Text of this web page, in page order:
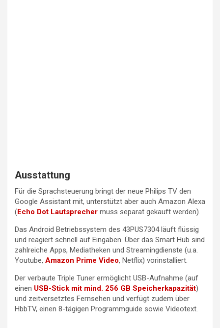
Ausstattung
Für die Sprachsteuerung bringt der neue Philips TV den
Google Assistant mit, unterstützt aber auch Amazon Alexa
(Echo Dot Lautsprecher muss separat gekauft werden).
Das Android Betriebssystem des 43PUS7304 läuft flüssig
und reagiert schnell auf Eingaben. Über das Smart Hub sind
zahlreiche Apps, Mediatheken und Streamingdienste (u.a.
Youtube, Amazon Prime Video, Netflix) vorinstalliert.
Der verbaute Triple Tuner ermöglicht USB-Aufnahme (auf
einen USB-Stick mit mind. 256 GB Speicherkapazität)
und zeitversetztes Fernsehen und verfügt zudem über
HbbTV, einen 8-tägigen Programmguide sowie Videotext.